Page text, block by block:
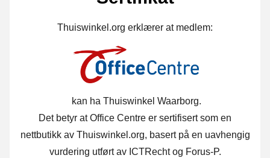
Thuiswinkel.org erklærer at medlem:
kan ha Thuiswinkel Waarborg.
Det betyr at Office Centre er sertifisert som en
nettbutikk av Thuiswinkel.org, basert på en uavhengig
vurdering utført av ICTRecht og Forus-P.